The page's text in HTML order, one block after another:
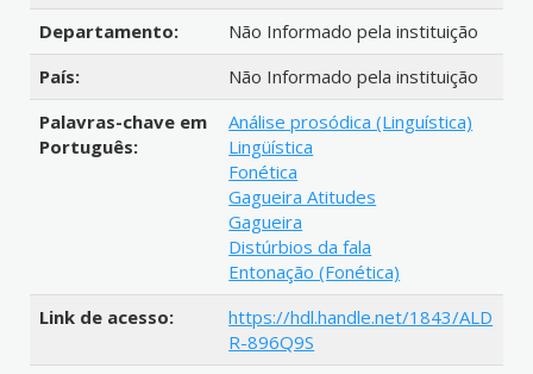
Departamento:
Não Informado pela instituição
País:
Não Informado pela instituição
Palavras-chave em
Português:
Análise prosódica (Linguística)
Lingüística
Fonética
Gagueira Atitudes
Gagueira
Distúrbios da fala
Entonação (Fonética)
Link de acesso:
https://hdl.handle.net/1843/ALD
R-896Q9S